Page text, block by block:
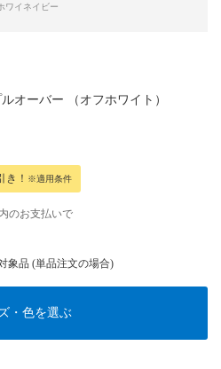
ワイ ネイビー
オーバー （オフホワイト）
き！ ※適用条件
のお支払いで
象品 (単品注文の場合)
・色を選ぶ